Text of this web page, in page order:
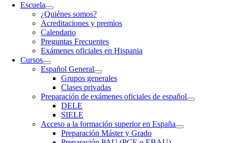
Escuela
¿Quiénes somos?
Acreditaciones y premios
Calendario
Preguntas Frecuentes
Exámenes oficiales en Hispania
Cursos
Español General
Grupos generales
Clases privadas
Preparación de exámenes oficiales de español
DELE
SIELE
Acceso a la formación superior en España
Preparación Máster y Grado